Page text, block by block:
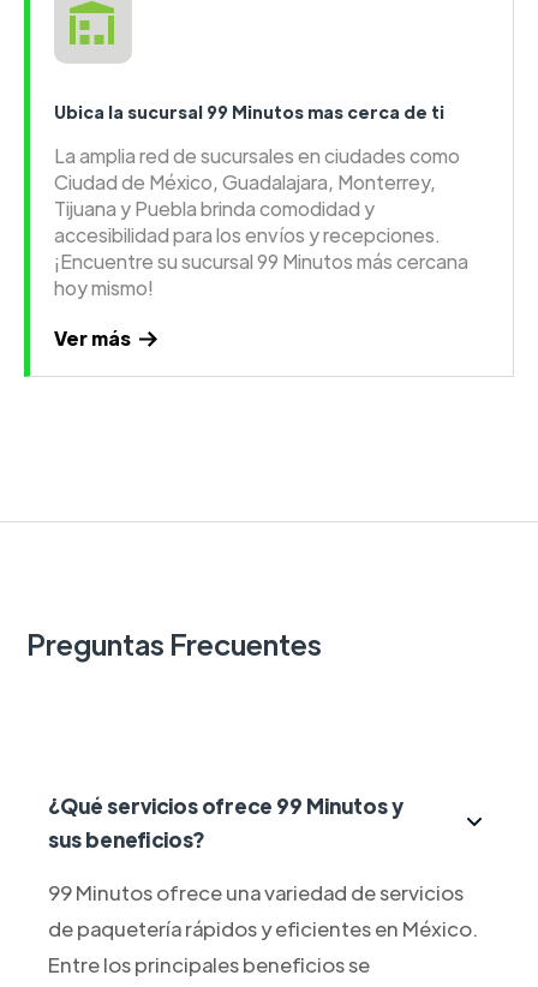
Ubica la sucursal 99 Minutos mas cerca de ti
La amplia red de sucursales en ciudades como
Ciudad de México, Guadalajara, Monterrey,
Tijuana y Puebla brinda comodidad y
accesibilidad para los envíos y recepciones.
¡Encuentre su sucursal 99 Minutos más cercana
hoy mismo!
Ver más
Preguntas Frecuentes
¿Qué servicios ofrece 99 Minutos y
sus beneficios?
99 Minutos ofrece una variedad de servicios
de paquetería rápidos y eficientes en México.
Entre los principales beneficios se